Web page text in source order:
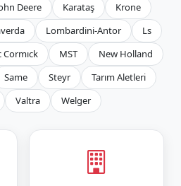
Deere Karataş
Krone
Lombardini-Antor
Ls
Cormıck MST
New Holland
Same Steyr
Tarım Aletleri
Valtra Welger